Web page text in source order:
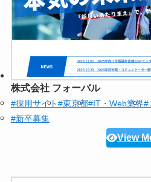
株式会社 フォーバル
#採用サイト#東京都#IT・Web業界#
#新卒募集
View